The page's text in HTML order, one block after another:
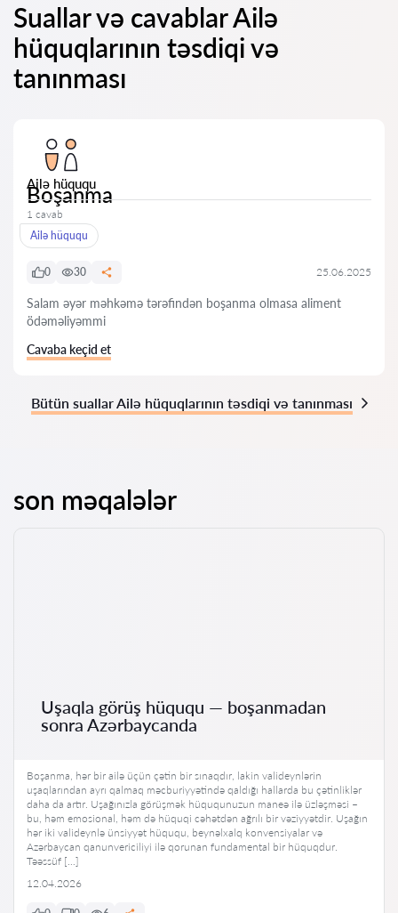
Suallar və cavablar Ailə
hüquqlarının təsdiqi və
tanınması
Ailə hüququ
Boşanma
1 cavab
Ailə hüququ
0 30 25.06.2025
Salam əyər məhkəmə tərəfindən boşanma olmasa aliment
ödəməliyəmmi
Cavaba keçid et
Bütün suallar Ailə hüquqlarının təsdiqi və tanınması
son məqalələr
Uşaqla görüş hüququ — boşanmadan
sonra Azərbaycanda
Boşanma, hər bir ailə üçün çətin bir sınaqdır, lakin valideynlərin
uşaqlarından ayrı qalmaq məcburiyyətində qaldığı hallarda bu çətinliklər
daha da artır. Uşağınızla görüşmək hüququnuzun maneə ilə üzləşməsi –
bu, həm emosional, həm də hüquqi cəhətdən ağrılı bir vəziyyətdir. Uşağın
hər iki valideynlə ünsiyyət hüququ, beynəlxalq konvensiyalar və
Azərbaycan qanunvericiliyi ilə qorunan fundamental bir hüquqdur.
Təəssüf […]
12.04.2026